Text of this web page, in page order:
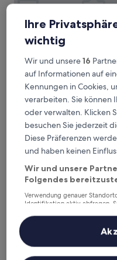
Austria Trend
Austria Trend Hotel
4.5-
Sterne-
Unterkunft
Landstraße, 6,9 km von
Kapellenweg entfernt
9.2
von
10,
(1.865
Bewertungen)
9,2/10 Wunderbar
MOOONS
Ihre
wichtig
Wir und unsere16
auf Informationen auf
Kennungen in Cookies,
verarbeiten. Sie können
oder verwalten. Klicken
besuchen Sie jederzeit
Diese Präferenzen
und haben keinen
Wir und unsere
Folgendes
Verwendung genauer
Identifikation aktiv abfragen.
Inhalte, Messung von
Zielgruppenforschung sowie
Liste der Partner